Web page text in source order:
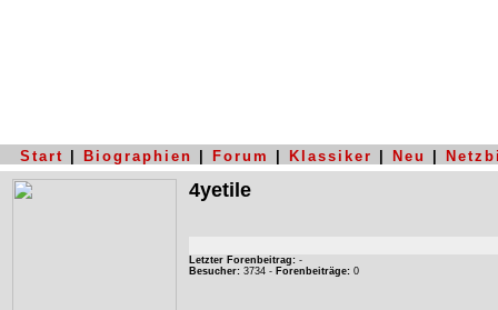
Start Biographien Forum Klassiker Neu
4yetile
Letzter Forenbeitrag: -
Besucher: 3734 - Forenbeiträge: 0